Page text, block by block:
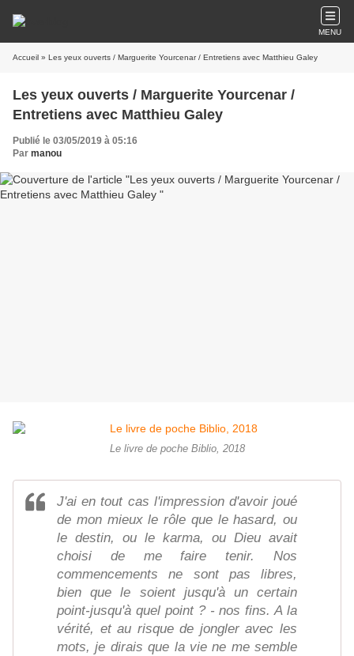
MENU
Accueil » Les yeux ouverts / Marguerite Yourcenar / Entretiens avec Matthieu Galey
Les yeux ouverts / Marguerite Yourcenar /
Entretiens avec Matthieu Galey
Publié le 03/05/2019 à 05:16
Par manou
Le livre de poche Biblio, 2018
J'ai en tout cas l'impression d'avoir joué
de mon mieux le rôle que le hasard, ou
le destin, ou le karma, ou Dieu avait
choisi de me faire tenir. Nos
commencements ne sont pas libres,
bien que le soient jusqu'à un certain
point-jusqu'à quel point ? - nos fins. A la
vérité, et au risque de jongler avec les
mots, je dirais que la vie ne me semble